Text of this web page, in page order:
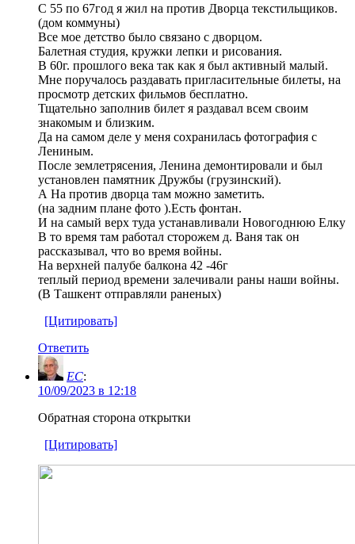
C 55 по 67год я жил на против Дворца текстильщиков.
(дом коммуны)
Все мое детство было связано с дворцом.
Балетная студия, кружки лепки и рисования.
В 60г. прошлого века так как я был активный малый.
Мне поручалось раздавать пригласительные билеты, на
просмотр детских фильмов бесплатно.
Тщательно заполнив билет я раздавал всем своим
знакомым и близким.
Да на самом деле у меня сохранилась фотография с
Лениным.
После землетрясения, Ленина демонтировали и был
установлен памятник Дружбы (грузинский).
А На против дворца там можно заметить.
(на задним плане фото ).Есть фонтан.
И на самый верх туда устанавливали Новогоднюю Елку
В то время там работал сторожем д. Ваня так он
рассказывал, что во время войны.
На верхней палубе балкона 42 -46г
теплый период времени залечивали раны наши войны.
(В Ташкент отправляли раненых)
[Цитировать]
Ответить
EC:
10/09/2023 в 12:18
Обратная сторона открытки
[Цитировать]